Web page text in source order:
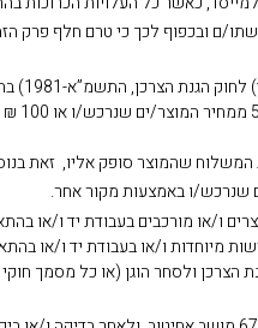
32.
שהמוצר סופק אליו, זאת
ו/או מורכבים בעבודת יד ו/או
מיוחדות ו/או בעבודת יד ו/או
ו/או להחלפה. לעניין זה, ראה מסמך מדיניות אכיפה מיום